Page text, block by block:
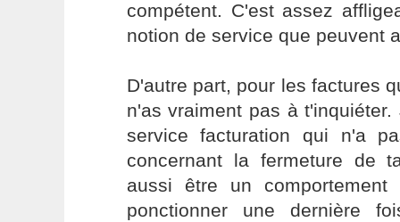
compétent. C'est assez
notion de service que peuvent
D'autre part, pour les factures
n'as vraiment pas à
service facturation qui n'a
concernant la fermeture de
aussi être un comportement
ponctionner une dernière